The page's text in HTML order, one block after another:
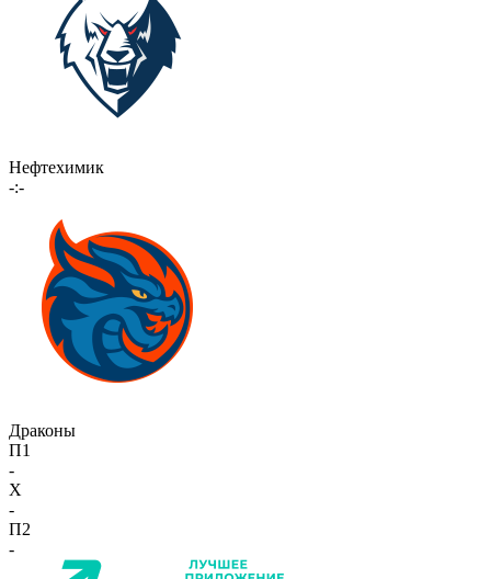
Нефтехимик
-:-
Драконы
П1
-
X
-
П2
-